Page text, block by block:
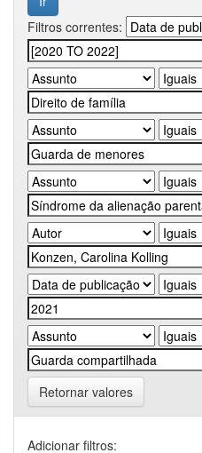
Filtros correntes:
Retornar valores
Adicionar filtros: